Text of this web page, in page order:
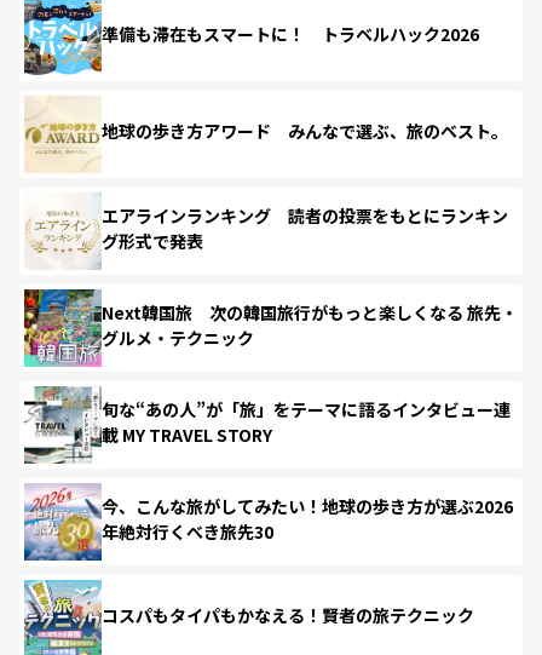
準備も滞在もスマートに！ トラベルハック2026
地球の歩き方アワード みんなで選ぶ、旅のベスト。
エアラインランキング 読者の投票をもとにランキン
グ形式で発表
Next韓国旅 次の韓国旅行がもっと楽しくなる 旅先・
グルメ・テクニック
旬な“あの人”が「旅」をテーマに語るインタビュー連
載 MY TRAVEL STORY
今、こんな旅がしてみたい！地球の歩き方が選ぶ2026
年絶対行くべき旅先30
コスパもタイパもかなえる！賢者の旅テクニック